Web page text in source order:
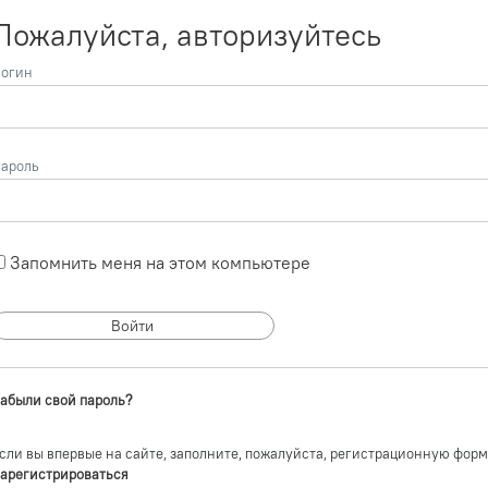
авторизуйтесь
Запомнить меня на этом компьютере
свой пароль?
вы впервые на сайте, заполните, пожалуйста, регистрационную